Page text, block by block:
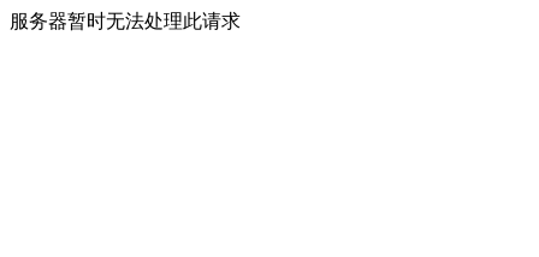
服务器暂时无法处理此请求